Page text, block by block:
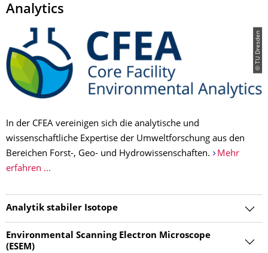
Analytics
© TU Dresden
In der CFEA vereinigen sich die analytische und
wissenschaftliche Expertise der Umweltforschung aus den
Bereichen Forst-, Geo- und Hydrowissenschaften.
Mehr
erfahren ...
Analytik stabiler Isotope
Environmental Scanning Electron Microscope
(ESEM)